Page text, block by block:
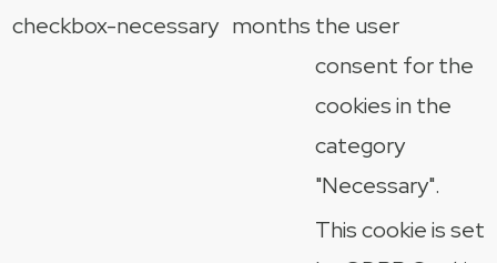
checkbox-necessary months the user
consent for the
cookies in the
category
"Necessary".
This cookie is set